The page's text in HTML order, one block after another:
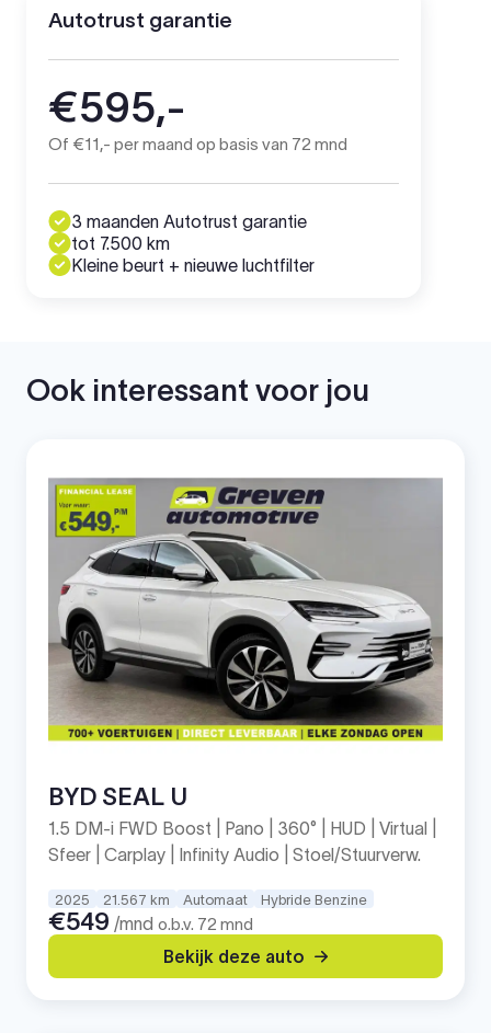
Autotrust garantie
€595,-
Of €11,- per maand op basis van 72 mnd
3 maanden Autotrust garantie
tot 7.500 km
Kleine beurt + nieuwe luchtfilter
Ook interessant voor jou
BYD SEAL U
1.5 DM-i FWD Boost | Pano | 360° | HUD | Virtual |
Sfeer | Carplay | Infinity Audio | Stoel/Stuurverw.
2025 21.567 km Automaat Hybride Benzine
€549 /mnd o.b.v. 72 mnd
Bekijk deze auto